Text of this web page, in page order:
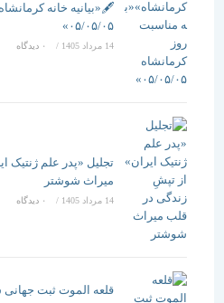
🖋️«بیانیه خانه کرمانشاه»«به
۰۵/۰۵/۰۵»
/ ۰ دیدگاه
تجلیل «پدر علم ژنتیک ایران»
میراث شوشتر
14 مرداد 1405 / ۰ دیدگاه
قلعه الموت ثبت جهانی شد